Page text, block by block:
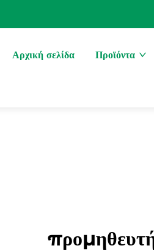
Αρχική σελίδα Προϊόντα